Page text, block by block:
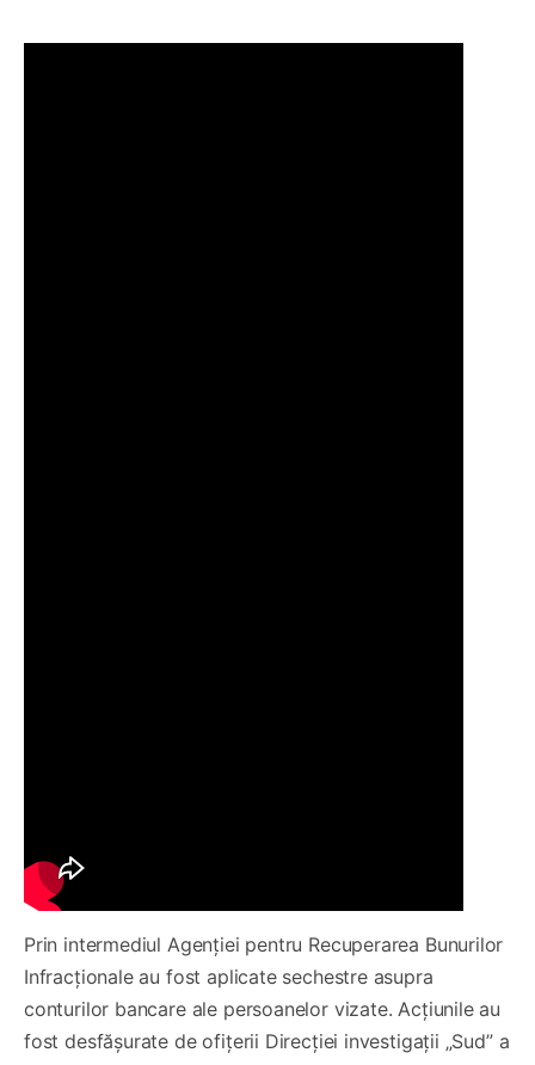
Prin intermediul Agenției pentru Recuperarea Bunurilor
Infracționale au fost aplicate sechestre asupra
conturilor bancare ale persoanelor vizate. Acțiunile au
fost desfășurate de ofițerii Direcției investigații „Sud” a